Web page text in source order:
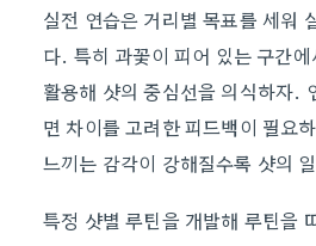
실전 연습은 거리별 목표를 세워
다. 특히 과꽃이 피어 있는 구간
활용해 샷의 중심선을 의식하자.
면 차이를 고려한 피드백이 필요
느끼는 감각이 강해질수록 샷의
특정 샷별 루틴을 개발해 루틴을